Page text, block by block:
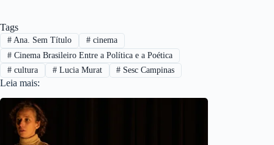
Tags
#Ana. Sem Título #cinema
#Cinema Brasileiro Entre a Política e a Poética
#cultura #Lucia Murat # Sesc Campinas
Leia mais: